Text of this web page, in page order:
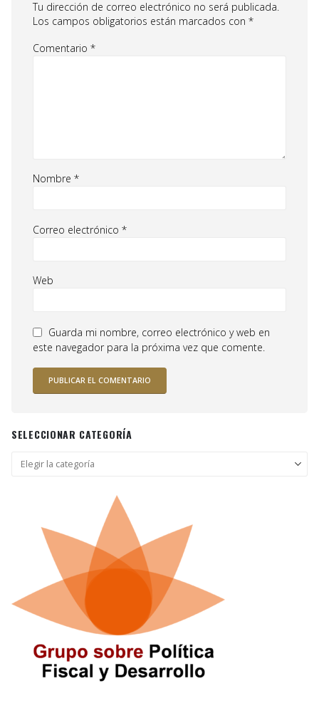
Tu dirección de correo electrónico no será publicada.
Los campos obligatorios están marcados con *
Comentario *
Nombre *
Correo electrónico *
Web
Guarda mi nombre, correo electrónico y web en
este navegador para la próxima vez que comente.
SELECCIONAR CATEGORÍA
Seleccionar
categoría